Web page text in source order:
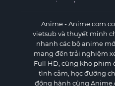
Anime-
vietsub và thuyết minh
nhanh các bộ anime
mang đến trải nghiệm
Full HD, cùng kho phim
tình cảm, học đường
đồng hành cùng